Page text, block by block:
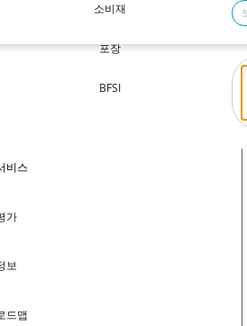
소비재
포장
BFSI
비스
가
보
드맵